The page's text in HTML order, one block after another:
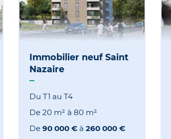
Immobilier neuf Saint
Nazaire
Du T1 au T4
De 20 m² à 80 m²
De 90 000 €à 260 000 €